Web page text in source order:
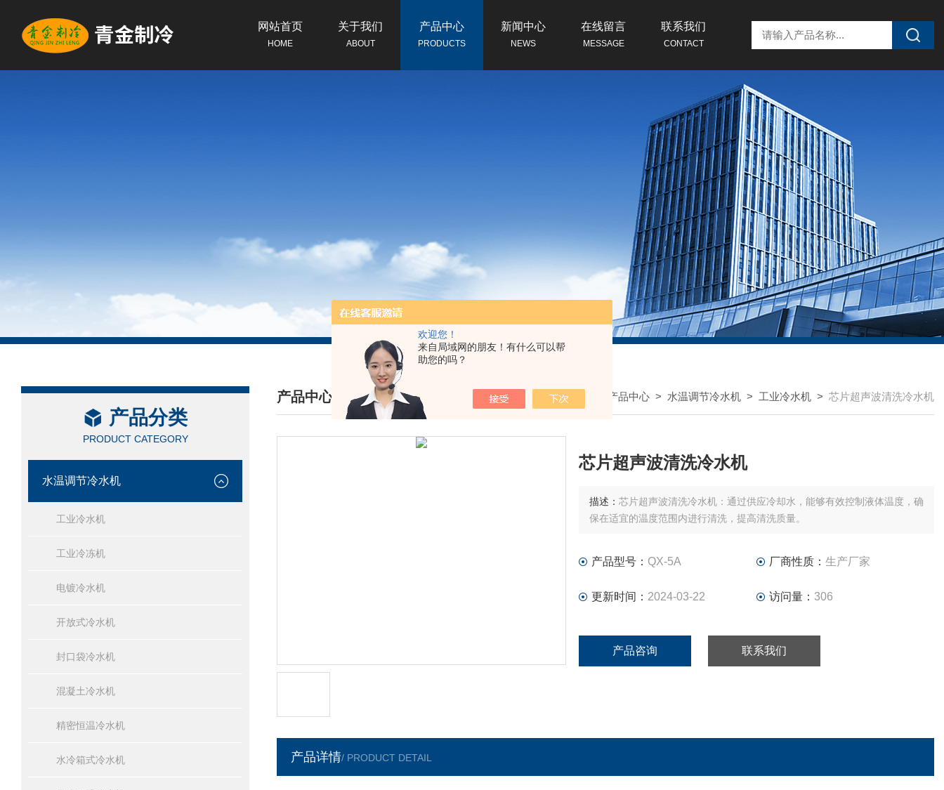
欢迎您！
来自局域网的朋友！有什么可以帮
助您的吗？
网站首页
HOME
关于我们
ABOUT
产品中心
PRODUCTS
新闻中心
NEWS
在线留言
MESSAGE
联系我们
CONTACT
产品分类
PRODUCT CATEGORY
水温调节冷水机
工业冷水机
工业冷冻机
电镀冷水机
开放式冷水机
封口袋冷水机
混凝土冷水机
精密恒温冷水机
水冷箱式冷水机
产品中心
/ PRODUCTS CENTER
我的位置： 产品中心 > 水温调节冷水机 > 工业冷水机 > 芯片超声波清洗冷水机
芯片超声波清洗冷水机
描述： 芯片超声波清洗冷水机：通过供应冷却水，能够有效控制液体温度，确
保在适宜的温度范围内进行清洗，提高清洗质量。
产品型号： QX-5A 厂商性质： 生产厂家
更新时间： 2024-03-22 访问量： 306
产品咨询 联系我们
产品详情/ PRODUCT DETAIL